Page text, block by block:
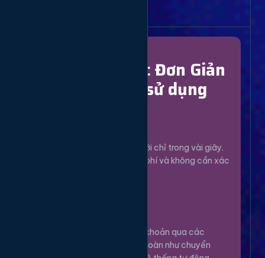
Chỉ Với 4 Bước Đơn Giản
để bắt đầu sử dụng
Tạo tài khoản mới chỉ trong vài giây.
Hoàn toàn miễn phí và không cần xác
Nạp tiền vào tài khoản qua các
phương thức an toàn như chuyển